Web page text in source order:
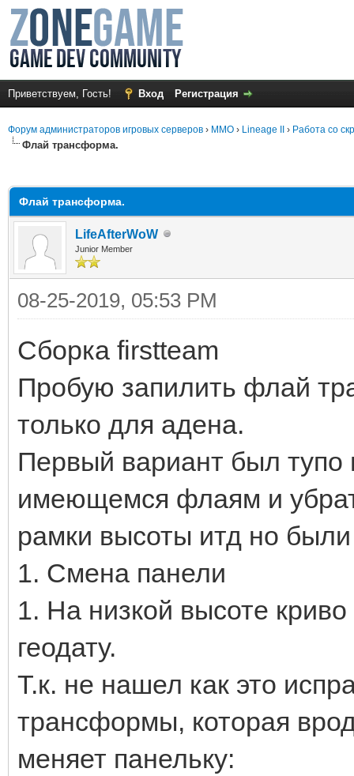
Приветствуем, Гость! Вход Регистрация
Форум администраторов игровых серверов › MMO › Lineage II › Работа со
Флай трансформа.
Флай трансформа.
LifeAfterWoW
Junior Member
08-25-2019, 05:53 PM
Сборка firstteam
Пробую запилить флай
только для адена.
Первый вариант был тупо
имеющемся флаям и
рамки высоты итд но
1. Смена панели
1. На низкой высоте
геодату.
Т.к. не нашел как это
трансформы, которая
меняет панельку: